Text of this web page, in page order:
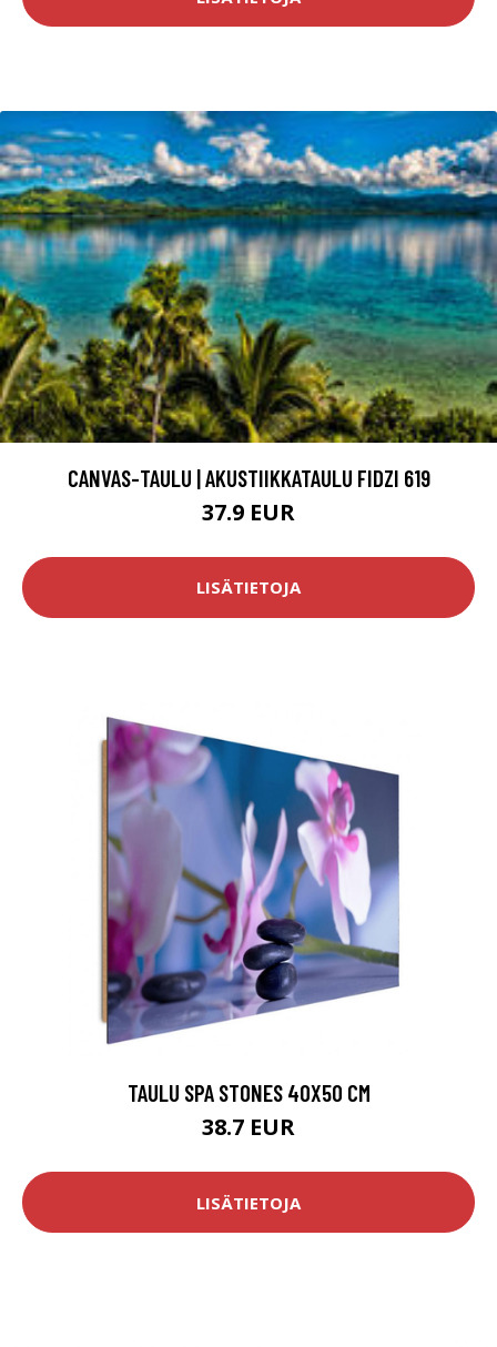
CANVAS-TAULU | AKUSTIIKKATAULU FIDZI 619
37.9 EUR
LISÄTIETOJA
TAULU SPA STONES 40X50 CM
38.7 EUR
LISÄTIETOJA